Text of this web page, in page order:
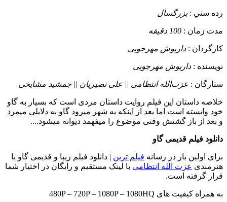
رده سني :بزرگسال
مدت زمان : 100 دقیقه
کارگردان : داریوش مهرجویی
نويسنده : داریوش مهرجویی
ستارگان : عزت‌الله انتظامی || علی نصیریان || جمشید مشایخی
خلاصه داستان این فیلم روایت داستان مردی است که بسیار به گاو
خود وابسته است اما بعد از اینکه به شهر میرود گاو به دلایلی میمرد
و بعد از باز گشتش وقتی موضوع را میفهمد دیوانه میشود....
دانلود فیلم قدیمی گاو
برای اولین بار در رسانه فیلم ترین | دانلود فیلم زیبا و قدیمی گاو با
هنرمندی عزت الله انتظامی با لینک مستقیم و رایگان در اختیار شما
قرار گرفته است.
به همراه کیفیت های 480P – 720P – 1080P – 1080HQ